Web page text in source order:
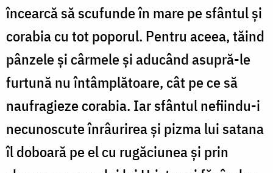
încearcă să scufunde în mare pe sfântul și
corabia cu tot poporul. Pentru aceea, tăind
pânzele și cârmele și aducând asupră-le
furtună nu întâmplătoare, cât pe ce să
naufragieze corabia. Iar sfântul nefiindu-i
necunoscute înrâurirea și pizma lui satana
îl doboară pe el cu rugăciunea și prin